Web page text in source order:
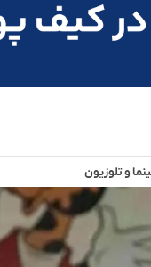
و تلوزیون